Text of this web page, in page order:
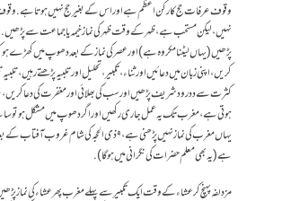
وقوف عرفات حج کا رکن اعظم ہے اور اس کے بغیر حج نہیں ہوتا ہے.
نہیں، لیکن مستحب ہے،ظہر کے وقت ظہر کی نماز خیمہ یا جماعت سے پڑھیں.
پڑھیں (یہاں لیٹنا مکروہ ہے) اور عصر کی نماز کے بعد دھوپ میں کھڑے
کریں، اپنی زبان میں دعائیں اور ثناء، تکبیر، تحلیل اورتلبیہ پڑھتے رہیں،
کثرت سے ددرود شریف پڑھیں اور سب کی بھلائی اور مغفرت کی دعا کریں،
ہوتی ہے، مغرب تک یہ عمل جاری رکھیں اور اگر دھوپ میں مشکل ہو تو
یہاں مغرب کی نماز نہیں پڑھنی ہے،۹ ذی الحجہ کی شام غروب
ہے (یہ بھی معلم حضرات کی نگرانی میں ہوگا).
مزدلفہ پہنچ کر عشاء کے وقت ایک تکبیر سے پہلے مغرب پھر عشاء کی نماز